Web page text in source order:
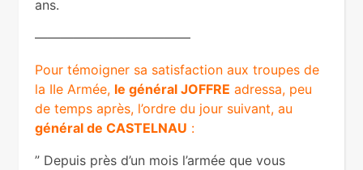
ans.
————————————
Pour témoigner sa satisfaction aux troupes de
la IIe Armée, le général JOFFRE adressa, peu
de temps après, l’ordre du jour suivant, au
général de CASTELNAU :
” Depuis près d’un mois l’armée que vous